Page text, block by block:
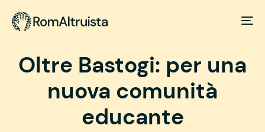
Oltre Bastogi: per una
nuova comunità
educante